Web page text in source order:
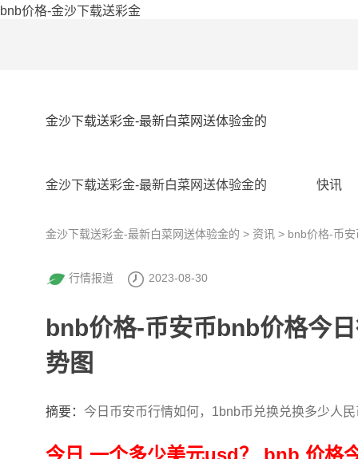
bnb价格-金沙下载送彩金
金沙下载送彩金-最新白菜网送体验金的
金沙下载送彩金-最新白菜网送体验金的 快讯
金沙下载送彩金-最新白菜网送体验金的 > 资讯 > bnb价格-币
行情报道 2023-08-30
bnb价格-币安币bnb价格今
势图
摘要： 今日币安币行情如何，1bnb币兑换兑换多少人
今日 一个多少美元usd？ bnb 价格